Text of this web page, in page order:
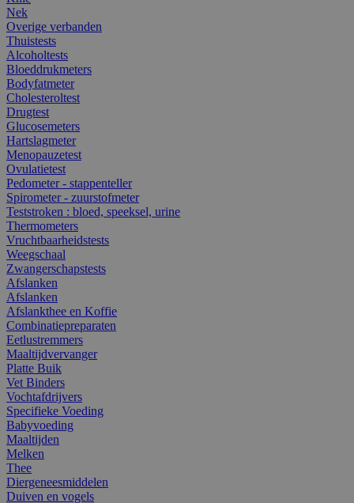
Nek
Overige verbanden
Thuistests
Alcoholtests
Bloeddrukmeters
Bodyfatmeter
Cholesteroltest
Drugtest
Glucosemeters
Hartslagmeter
Menopauzetest
Ovulatietest
Pedometer - stappenteller
Spirometer - zuurstofmeter
Teststroken : bloed, speeksel, urine
Thermometers
Vruchtbaarheidstests
Weegschaal
Zwangerschapstests
Afslanken
Afslanken
Afslankthee en Koffie
Combinatiepreparaten
Eetlustremmers
Maaltijdvervanger
Platte Buik
Vet Binders
Vochtafdrijvers
Specifieke Voeding
Babyvoeding
Maaltijden
Melken
Thee
Diergeneesmiddelen
Duiven en vogels